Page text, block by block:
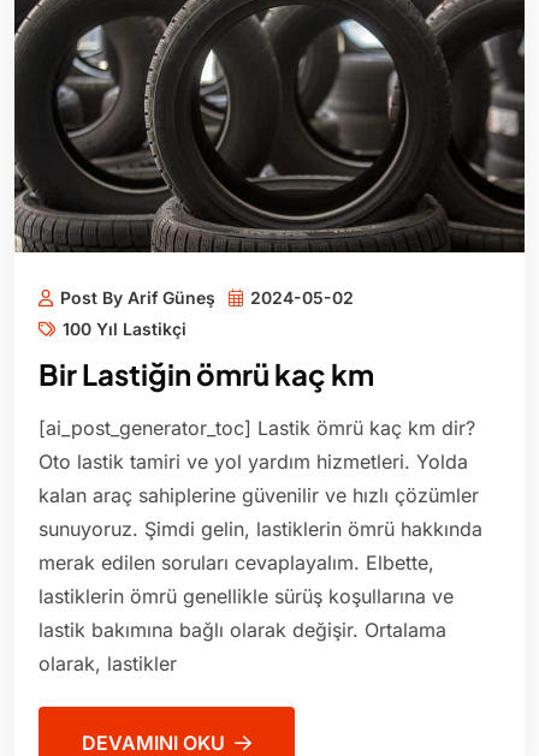
Post By Arif Güneş
2024-05-02
100 Yıl Lastikçi
Bir Lastiğin ömrü kaç km
[ai_post_generator_toc] Lastik ömrü kaç km dir?
Oto lastik tamiri ve yol yardım hizmetleri. Yolda
kalan araç sahiplerine güvenilir ve hızlı çözümler
sunuyoruz. Şimdi gelin, lastiklerin ömrü hakkında
merak edilen soruları cevaplayalım. Elbette,
lastiklerin ömrü genellikle sürüş koşullarına ve
lastik bakımına bağlı olarak değişir. Ortalama
olarak, lastikler
DEVAMINI OKU